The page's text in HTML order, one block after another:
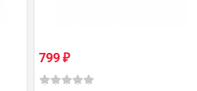
799₽